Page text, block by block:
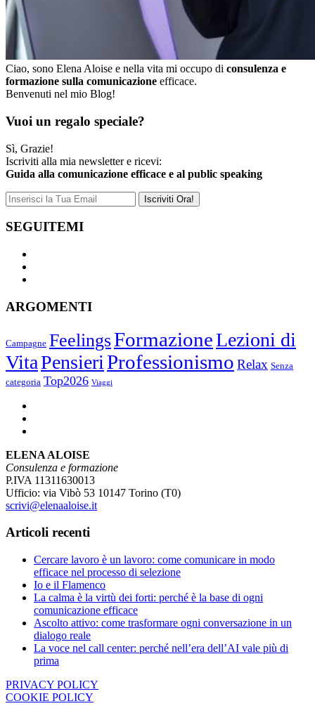
Ciao, sono Elena Aloise e nella vita mi occupo di consulenza e
formazione sulla comunicazione efficace.
Benvenuti nel mio Blog!
Vuoi un regalo speciale?
Sì, Grazie!
Iscriviti alla mia newsletter e ricevi:
Guida alla comunicazione efficace e al public speaking
SEGUITEMI
ARGOMENTI
Campagne FeelingsFormazioneLezioni di
VitaPensieriProfessionismo Relax Senza
categoria Top2026 Viaggi
ELENA ALOISE
Consulenza e formazione
P.IVA 11311630013
Ufficio: via Vibò 53 10147 Torino (T0)
scrivi@elenaaloise.it
Articoli recenti
Cercare lavoro è un lavoro: come comunicare in modo
efficace nel processo di selezione
Io e il Flamenco
La calma è la virtù dei forti: perché è la base di ogni
comunicazione efficace
Ascolto attivo: come trasformare ogni conversazione in un
dialogo reale
La voce nel call center: perché nell’era dell’AI vale più di
prima
PRIVACY POLICY
COOKIE POLICY